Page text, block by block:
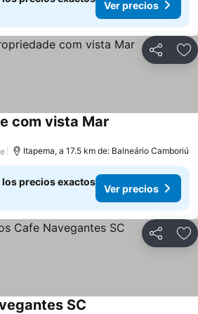
Ver precios
Compartir
com vista Mar
Itapema, a 17.5 km de: Balneário Camboriú
los precios exactos
Ver precios
Compartir
SC